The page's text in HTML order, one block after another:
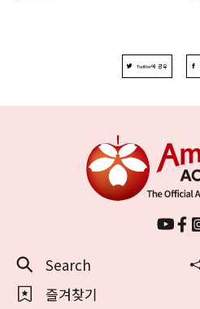
Twitter에 공유
Search
즐겨찾기